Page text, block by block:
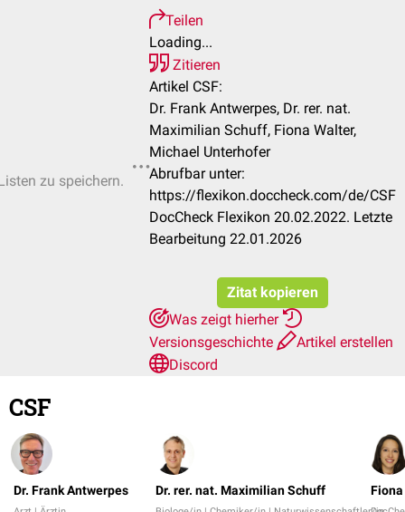
zu speichern.
Teilen
Loading...
Zitieren
Artikel CSF:
Dr. Frank Antwerpes, Dr. rer. nat.
Maximilian Schuff, Fiona Walter,
Michael Unterhofer
Abrufbar unter:
https://flexikon.doccheck.com/de/CSF
DocCheck Flexikon 20.02.2022. Letzte
Bearbeitung 22.01.2026
Zitat kopieren
Was zeigt hierher
Versionsgeschichte
Artikel erstellen
Discord
CSF
Dr. Frank Antwerpes Dr. rer. nat. Maximilian Schuff